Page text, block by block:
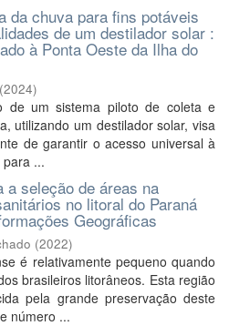
da chuva para fins potáveis
de um destilador solar :
à Ponta Oeste da Ilha do
(2024)
de um sistema piloto de coleta e
utilizando um destilador solar, visa
de garantir o acesso universal à
...
seleção de áreas na
no litoral do Paraná
Geográficas
(2022)
é relativamente pequeno quando
brasileiros litorâneos. Esta região
pela grande preservação deste
número ...